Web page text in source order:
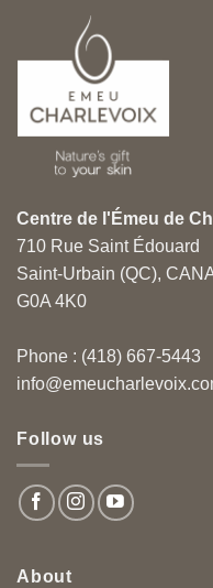
Centre de l'Émeu de
710 Rue Saint Édouard
Saint-Urbain (QC),
G0A 4K0
Phone : (418) 667-5443
Follow us
About